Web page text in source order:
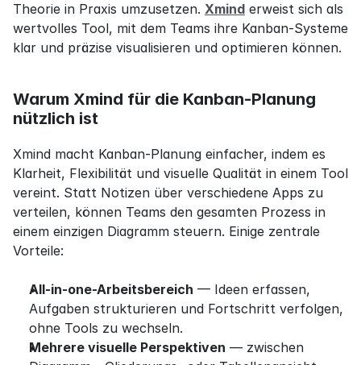
Theorie in Praxis umzusetzen. Xmind erweist sich als
wertvolles Tool, mit dem Teams ihre Kanban-Systeme
klar und präzise visualisieren und optimieren können.
Warum Xmind für die Kanban-Planung
nützlich ist
Xmind macht Kanban-Planung einfacher, indem es
Klarheit, Flexibilität und visuelle Qualität in einem Tool
vereint. Statt Notizen über verschiedene Apps zu
verteilen, können Teams den gesamten Prozess in
einem einzigen Diagramm steuern. Einige zentrale
Vorteile:
All-in-one-Arbeitsbereich — Ideen erfassen,
Aufgaben strukturieren und Fortschritt verfolgen,
ohne Tools zu wechseln.
Mehrere visuelle Perspektiven — zwischen